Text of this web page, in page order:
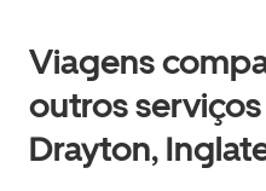
Viagens
outros
Drayton,